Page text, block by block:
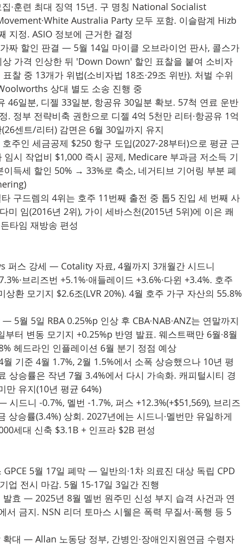
집·훈련 최대 징역 15년. 구 명칭 National Socialist
Australia Party 모두 포함. 이슬람계 Hizb
지정. ASIO 정보에 근거한 결정
짜 할인 판결 — 5월 14일 마이클 오브라이언 판사, 콜스가
가격 인상한 뒤 'Down Down' 할인 표찰을 붙여 소비자
찰 중 13개가 위법(소비자법 18조·29조 위반). 처벌 수위
상대 별도 소송 진행 중
46일분, 디젤 33일분, 항공유 30일분 확보. 57척 연료 운반
. 정부 전략비축 권한으로 디젤 4억 5천만 리터·항공유 1억
센트/리터) 감면은 6월 30일까지 유지
주인 세금공제 $250 항구 도입(2027-28부터)으로 평균 근
시 작업비 $1,000 즉시 공제, Medicare 부과금 저소득 기
이득세 할인 50% → 33%로 축소, 네거티브 기어링 부분 폐
구드렘의 4위는 호주 11번째 출전 중 톱5 진입 세 번째 사
미 임(2016년 2위), 가이 세바스천(2015년 5위)에 이은 쾌
타임 재방송 편성
퍼스 강세 — Cotality 자료, 4월까지 3개월간 시드니
브리즈번 +5.1%·애들레이드 +3.6%·다윈 +3.4%. 호주
환 모기지 $2.6조(LVR 20%). 4월 호주 가구 자산의 55.8%
5월 5일 RBA 0.25%p 인상 후 CBA·NAB·ANZ는 연말까지
터 변동 모기지 +0.25%p 반영 발표. 웨스트팩만 6월·8월
헤드라인 인플레이션 6월 분기 정점 예상
기준 4월 1.7%, 2월 1.5%에서 소폭 상승했으나 10년 평
상승률은 작년 7월 3.4%에서 다시 가속화. 캐피털시티 경
만 유지(10년 평균 64%)
시드니 -0.7%, 멜번 -1.7%, 퍼스 +12.3%(+$51,569), 브리즈
상승률(3.4%) 상회. 2027년에는 시드니·멜번만 유일하게
세대 신축 $3.1B + 인프라 $2B 편성
5월 17일 폐막 — 일반의·1차 의료진 대상 독립 CPD
업 전시 마감. 5월 15-17일 3일간 진행
발효 — 2025년 8월 멜번 원주민 신성 부지 습격 사건과 연
서 금지. NSN 리더 토마스 시웰은 폭력 무질서·폭행 등 5
대 — Allan 노동당 정부, 간병인·장애인지원연금 수령자